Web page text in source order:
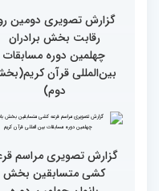
نخستین محفل بین‌المللی
انس با قرآن ویژه بانوان
برگزار شد